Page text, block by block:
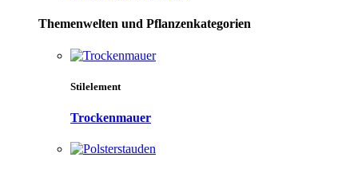
Themenwelten und Pflanzenkategorien
Stilelement
Trockenmauer